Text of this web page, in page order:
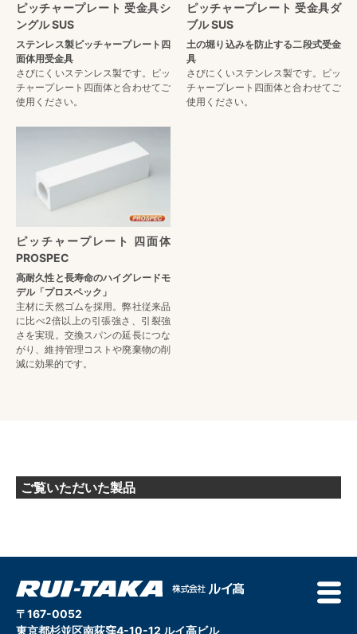
ピッチャープレート 受金具シ
ングル SUS
ステンレス製ピッチャープレート四
面体用受金具
さびにくいステンレス製です。ピッ
チャープレート四面体と合わせてご
使用ください。
ピッチャープレート 受金具ダ
ブル SUS
土の堀り込みを防止する二段式受金
具
さびにくいステンレス製です。ピッ
チャープレート四面体と合わせてご
使用ください。
ピッチャープレート 四面体
PROSPEC
高耐久性と長寿命のハイグレードモ
デル「プロスペック」
主材に天然ゴムを採用。弊社従来品
に比べ2倍以上の引張強さ、引裂強
さを実現。交換スパンの延長につな
がり、維持管理コストや廃棄物の削
減に効果的です。
ご覧いただいた製品
〒167-0052
東京都杉並区南荻窪4-10-12 ルイ高ビル